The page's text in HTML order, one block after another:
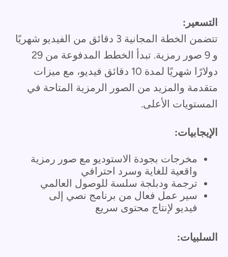
التسعير:
تتضمن الخطة المجانية 3 دقائق من الفيديو شهريًا
و 9 صور رمزية. تبدأ الخطط المدفوعة من 29
دولارًا شهريًا لمدة 10 دقائق فيديو، مع ميزات
متقدمة والمزيد من الصور الرمزية المتاحة في
المستويات الأعلى.
الإيجابيات:
مخرجات بجودة الاستوديو مع صور رمزية
واقعية للغاية وسرد احترافي
ترجمة ودبلجة سلسة للوصول العالمي
سير عمل فعال من برنامج نصي إلى
فيديو لإنتاج محتوى سريع
السلبيات: